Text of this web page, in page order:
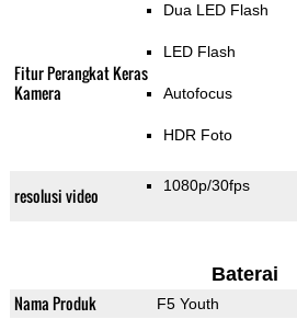
Fitur Perangkat Keras
Kamera
Dua LED Flash
LED Flash
Autofocus
HDR Foto
resolusi video 1080p/30fps
Baterai
Nama Produk F5 Youth